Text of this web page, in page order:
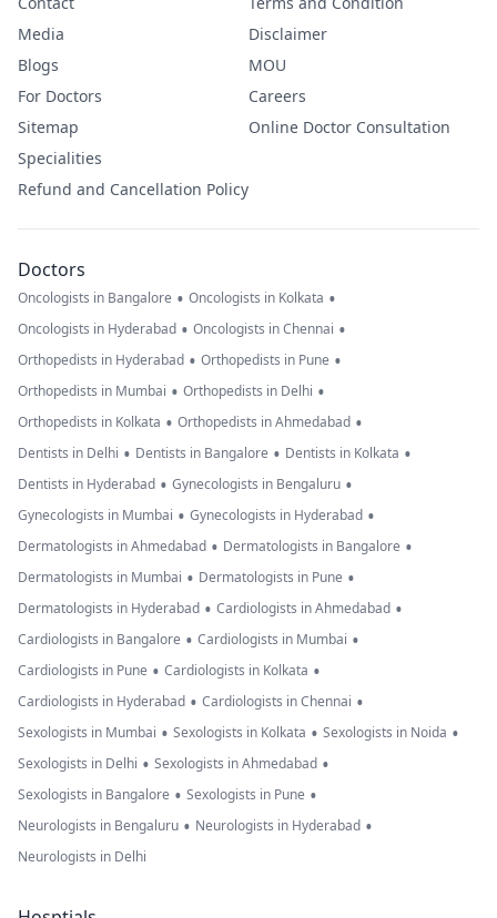
Media
Blogs
For Doctors
Sitemap
Specialities
Refund and Cancellation Policy
Disclaimer
MOU
Careers
Online Doctor Consultation
Doctors
Oncologists in Bangalore • Oncologists in Kolkata •
Oncologists in Hyderabad • Oncologists in Chennai •
Orthopedists in Hyderabad • Orthopedists in Pune •
Orthopedists in Mumbai • Orthopedists in Delhi •
Orthopedists in Kolkata • Orthopedists in Ahmedabad •
Dentists in Delhi • Dentists in Bangalore • Dentists in Kolkata •
Dentists in Hyderabad • Gynecologists in Bengaluru •
Gynecologists in Mumbai • Gynecologists in Hyderabad •
Dermatologists in Ahmedabad • Dermatologists in Bangalore •
Dermatologists in Mumbai • Dermatologists in Pune •
Dermatologists in Hyderabad • Cardiologists in Ahmedabad •
Cardiologists in Bangalore • Cardiologists in Mumbai •
Cardiologists in Pune • Cardiologists in Kolkata •
Cardiologists in Hyderabad • Cardiologists in Chennai •
Sexologists in Mumbai • Sexologists in Kolkata • Sexologists in Noida •
Sexologists in Delhi • Sexologists in Ahmedabad •
Sexologists in Bangalore • Sexologists in Pune •
Neurologists in Bengaluru • Neurologists in Hyderabad •
Neurologists in Delhi